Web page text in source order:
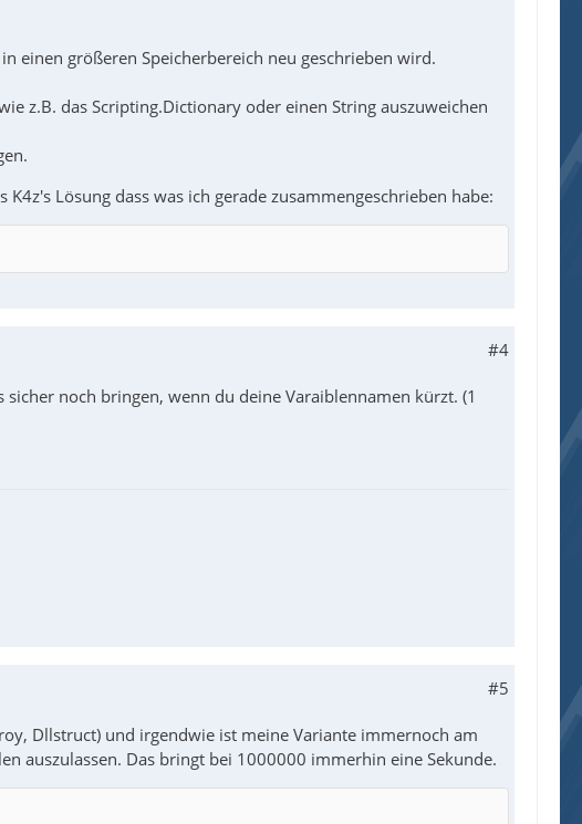
einen größeren Speicherbereich neu geschrieben wird.
z.B. das Scripting.Dictionary oder einen String auszuweichen
Lösung dass was ich gerade zusammengeschrieben habe:
#4
noch bringen, wenn du deine Varaiblennamen kürzt. (1
#5
Dllstruct) und irgendwie ist meine Variante immernoch am
auszulassen. Das bringt bei 1000000 immerhin eine Sekunde.